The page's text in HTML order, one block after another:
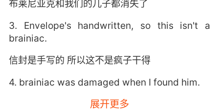
布莱尼亚克和我们的儿子都消失了
3. Envelope's handwritten, so this isn't a
brainiac.
信封是手写的 所以这不是疯子干得
4. brainiac was damaged when I found him.
我找到布莱尼亚克时 他已经被损坏了
展开更多